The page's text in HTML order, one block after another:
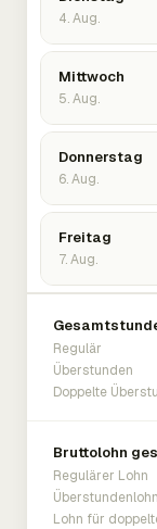
4. Aug.
Mittwoch
5. Aug.
Donnerstag
6. Aug.
Freitag
7. Aug.
Regulär
Überstunden
Doppelte
Bruttolohn
Regulärer Lohn
Überstundenlohn
Lohn für